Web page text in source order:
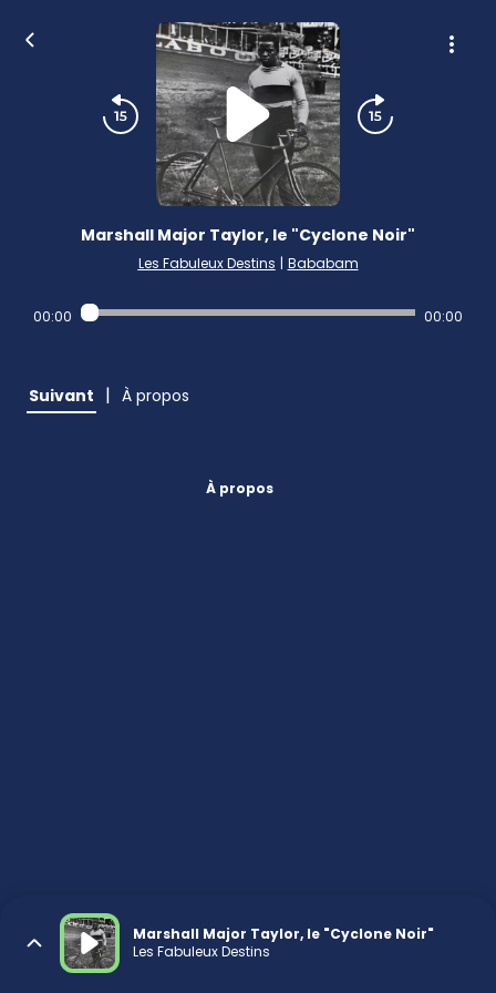
Marshall Major Taylor, le "Cyclone Noir"
Les Fabuleux Destins | Bababam
00:00 00:00
Suivant | À propos
À propos
Marshall Major Taylor, le "Cyclone Noir"
Les Fabuleux Destins